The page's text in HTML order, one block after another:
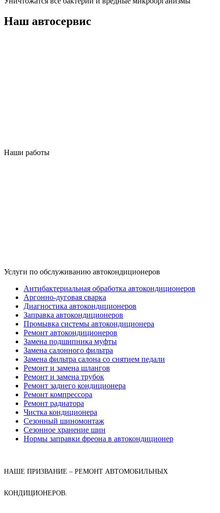
Наш автосервис
Наши работы
Услуги по обслуживанию автокондиционеров
Антибактериальная обработка автокондиционеров
Аргонно-дуговая сварка
Диагностика автокондиционеров
Заправка автокондиционеров
Промывка системы автокондиционера
Ремонт автокондиционеров
Замена подшипника муфты
Замена салонного фильтра
Замена фильтра салона со снятием педали
Ремонт и замена шлангов
Ремонт и замена трубок
Ремонт заднего кондиционера
Ремонт компрессора
Ремонт радиатора
Чистка кондиционера
Сезонный шиномонтаж
Сезонное хранение шин
Нормы заправки фреона в автокондиционер
НАШЕ ПРИЗВАНИЕ – РЕМОНТ АВТОМОБИЛЬНЫХ
КОНДИЦИОНЕРОВ.